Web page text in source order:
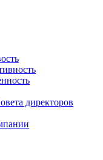
директоров